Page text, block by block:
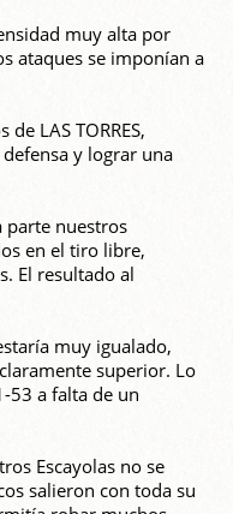
muy alta por
ataques se imponían a
LAS TORRES,
y lograr una
parte nuestros
en el tiro libre,
El resultado al
muy igualado,
superior. Lo
53 a falta de un
Escayolas no se
salieron con toda su